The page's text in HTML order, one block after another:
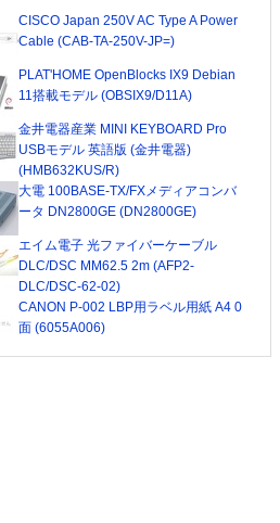
CISCO Japan 250V AC Type A Power
Cable (CAB-TA-250V-JP=)
PLAT'HOME OpenBlocks IX9 Debian
11搭載モデル (OBSIX9/D11A)
金井電器産業 MINI KEYBOARD Pro
USBモデル 英語版 (金井電器)
(HMB632KUS/R)
大電 100BASE-TX/FXメディアコンバ
ータ DN2800GE (DN2800GE)
エイム電子 光ファイバーケーブル
DLC/DSC MM62.5 2m (AFP2-
DLC/DSC-62-02)
CANON P-002 LBP用ラベル用紙 A4 0
面 (6055A006)